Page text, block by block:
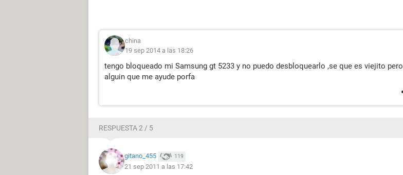
china
19 sep 2014 a las 18:26
tengo bloqueado mi Samsung gt 5233 y no puedo desbloquearlo ,se que es viejito pero
alguin que me ayude porfa
RESPUESTA 2 / 5
gitano_455 119
21 sep 2011 a las 17:42